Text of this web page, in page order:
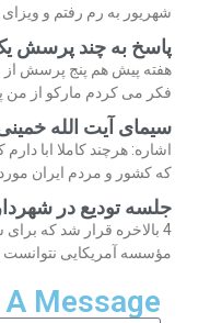
شهریور به رم رفتم و
پاسخ به چند پرسش
هفته پیش هم پنج پرسش از
فکر می کردم مارکو از من
سیمای آیت الله
اشاره: هرچند کاملا ابا
که کشور و مردم ایران
جلسه تودیع در
4 بالاخره قرار شد که
مؤسسه آمریکایی نتوانست
Message